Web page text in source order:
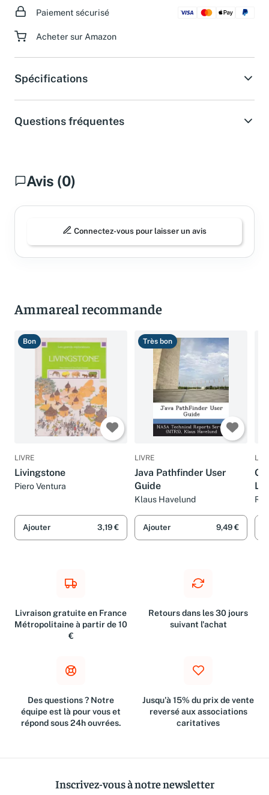
Paiement sécurisé
Acheter sur Amazon
Spécifications
Questions fréquentes
Avis (0)
Connectez-vous pour laisser un avis
Ammareal recommande
Bon
LIVRE
Livingstone
Piero Ventura
Ajouter 3,19 €
Très bon
LIVRE
Java Pathfinder User
Guide
Klaus Havelund
Ajouter 9,49 €
Livraison gratuite en France
Métropolitaine à partir de 10
€
Retours dans les 30 jours
suivant l'achat
Des questions ? Notre
équipe est là pour vous et
répond sous 24h ouvrées.
Jusqu'à 15% du prix de vente
reversé aux associations
caritatives
Inscrivez-vous à notre newsletter